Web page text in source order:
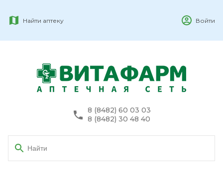
Найти аптеку Войти
8 (8482) 60 03 03
8 (8482) 30 48 40